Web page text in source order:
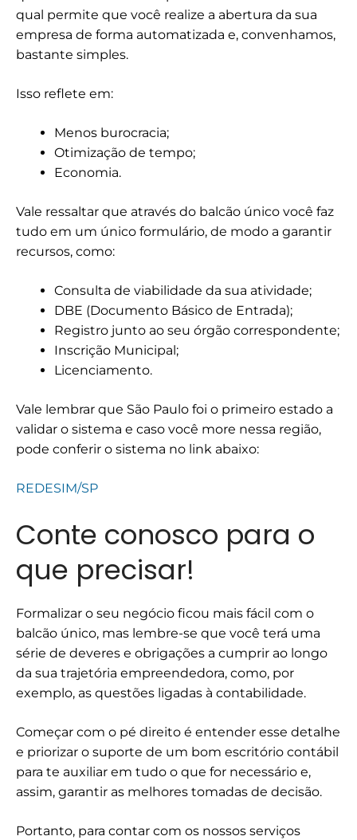
qual permite que você realize a abertura da sua
empresa de forma automatizada e, convenhamos,
bastante simples.
Isso reflete em:
Menos burocracia;
Otimização de tempo;
Economia.
Vale ressaltar que através do balcão único você faz
tudo em um único formulário, de modo a garantir
recursos, como:
Consulta de viabilidade da sua atividade;
DBE (Documento Básico de Entrada);
Registro junto ao seu órgão correspondente;
Inscrição Municipal;
Licenciamento.
Vale lembrar que São Paulo foi o primeiro estado a
validar o sistema e caso você more nessa região,
pode conferir o sistema no link abaixo:
REDESIM/SP
Conte conosco para o
que precisar!
Formalizar o seu negócio ficou mais fácil com o
balcão único, mas lembre-se que você terá uma
série de deveres e obrigações a cumprir ao longo
da sua trajetória empreendedora, como, por
exemplo, as questões ligadas à contabilidade.
Começar com o pé direito é entender esse detalhe
e priorizar o suporte de um bom escritório contábil
para te auxiliar em tudo o que for necessário e,
assim, garantir as melhores tomadas de decisão.
Portanto, para contar com os nossos serviços